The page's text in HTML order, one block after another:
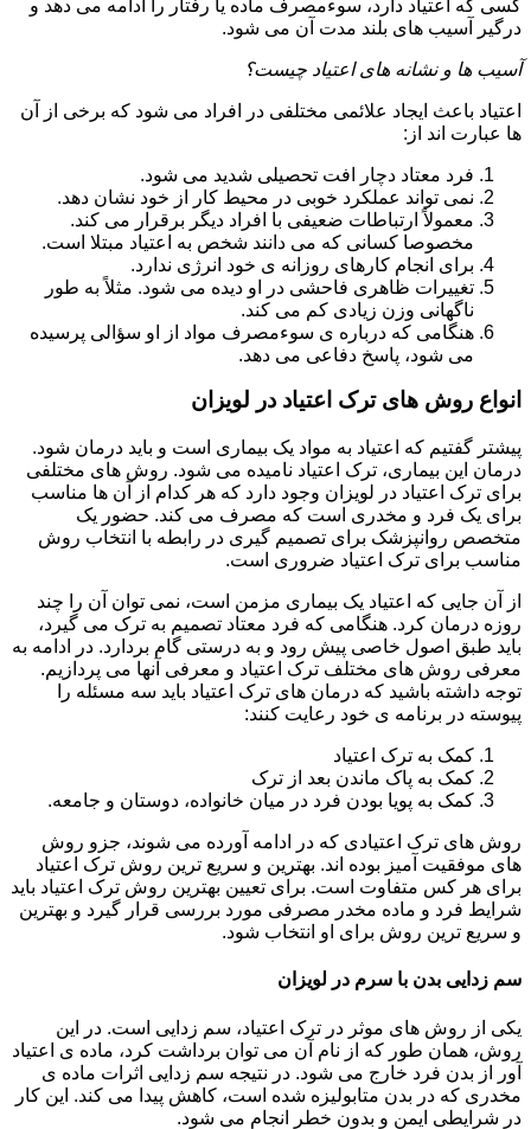
کسی که اعتیاد دارد، سوءمصرف ماده یا رفتار را ادامه می دهد و
درگیر آسیب های بلند مدت آن می شود.
آسیب ها و نشانه های اعتیاد چیست؟
اعتیاد باعث ایجاد علائمی مختلفی در افراد می شود که برخی از آن
ها عبارت اند از:
فرد معتاد دچار افت تحصیلی شدید می شود.
نمی تواند عملکرد خوبی در محیط کار از خود نشان دهد.
معمولاً ارتباطات ضعیفی با افراد دیگر برقرار می کند.
مخصوصا کسانی که می دانند شخص به اعتیاد مبتلا است.
برای انجام کارهای روزانه ی خود انرژی ندارد.
تغییرات ظاهری فاحشی در او دیده می شود. مثلاً به طور
ناگهانی وزن زیادی کم می کند.
هنگامی که درباره ی سوءمصرف مواد از او سؤالی پرسیده
می شود، پاسخ دفاعی می دهد.
انواع روش های ترک اعتیاد در لویزان
پیشتر گفتیم که اعتیاد به مواد یک بیماری است و باید درمان شود.
درمان این بیماری، ترک اعتیاد نامیده می شود. روش های مختلفی
برای ترک اعتیاد در لویزان وجود دارد که هر کدام از آن ها مناسب
برای یک فرد و مخدری است که مصرف می کند. حضور یک
متخصص روانپزشک برای تصمیم گیری در رابطه با انتخاب روش
مناسب برای ترک اعتیاد ضروری است.
از آن جایی که اعتیاد یک بیماری مزمن است، نمی توان آن را چند
روزه درمان کرد. هنگامی که فرد معتاد تصمیم به ترک می گیرد،
باید طبق اصول خاصی پیش رود و به درستی گام بردارد. در ادامه به
معرفی روش های مختلف ترک اعتیاد و معرفی آنها می پردازیم.
توجه داشته باشید که درمان های ترک اعتیاد باید سه مسئله را
پیوسته در برنامه ی خود رعایت کنند:
کمک به ترک اعتیاد
کمک به پاک ماندن بعد از ترک
کمک به پویا بودن فرد در میان خانواده، دوستان و جامعه.
روش های ترک اعتیادی که در ادامه آورده می شوند، جزو روش
های موفقیت آمیز بوده اند. بهترین و سریع ترین روش ترک اعتیاد
برای هر کس متفاوت است. برای تعیین بهترین روش ترک اعتیاد باید
شرایط فرد و ماده مخدر مصرفی مورد بررسی قرار گیرد و بهترین
و سریع ترین روش برای او انتخاب شود.
سم زدایی بدن با سرم در لویزان
یکی از روش های موثر در ترک اعتیاد، سم زدایی است. در این
روش، همان طور که از نام آن می توان برداشت کرد، ماده ی اعتیاد
آور از بدن فرد خارج می شود. در نتیجه سم زدایی اثرات ماده ی
مخدری که در بدن متابولیزه شده است، کاهش پیدا می کند. این کار
در شرایطی ایمن و بدون خطر انجام می شود.